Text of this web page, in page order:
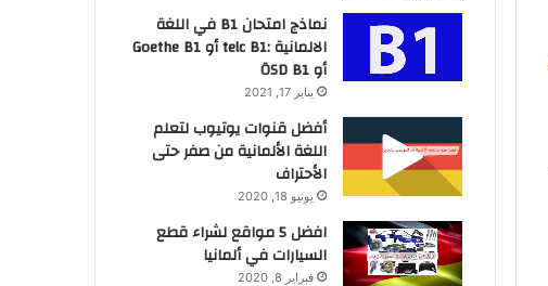
نماذج امتحان B1 في اللغة
الالمانية :telc B1 أو Goethe B1
أو ÖSD B1
يناير 17, 2021
أفضل قنوات يوتيوب لتعلم
اللغة الألمانية من صفر حتى
الأحتراف
يونيو 18, 2020
افضل 5 مواقع لشراء قطع
السيارات في ألمانيا
فبراير 8, 2020